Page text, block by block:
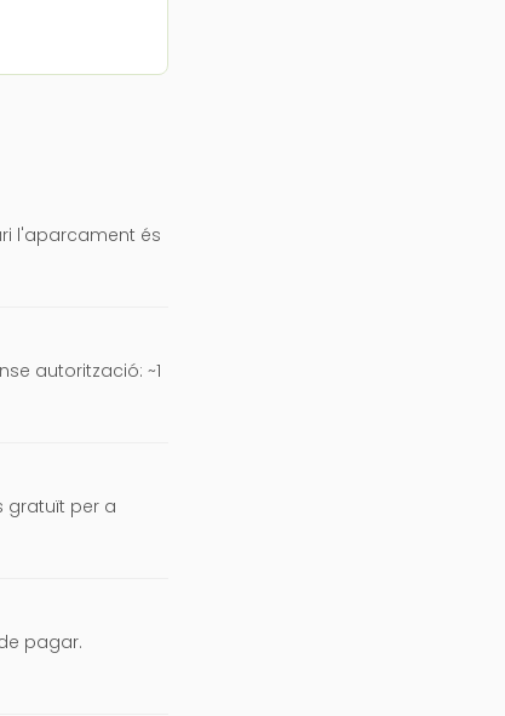
l'aparcament és
autorització: ~1
gratuït per a
pagar.